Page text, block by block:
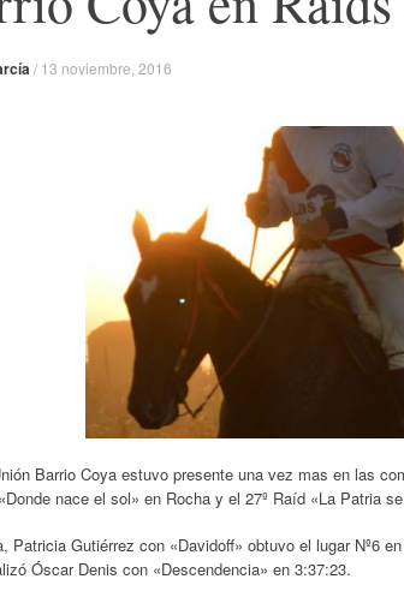
/ 13 noviembre, 2016
Barrio Coya estuvo presente una vez mas en las
nace el sol» en Rocha y el 27º Raíd «La Patria
Patricia Gutiérrez con «Davidoff» obtuvo el lugar Nº6
Óscar Denis con «Descendencia» en 3:37:23.